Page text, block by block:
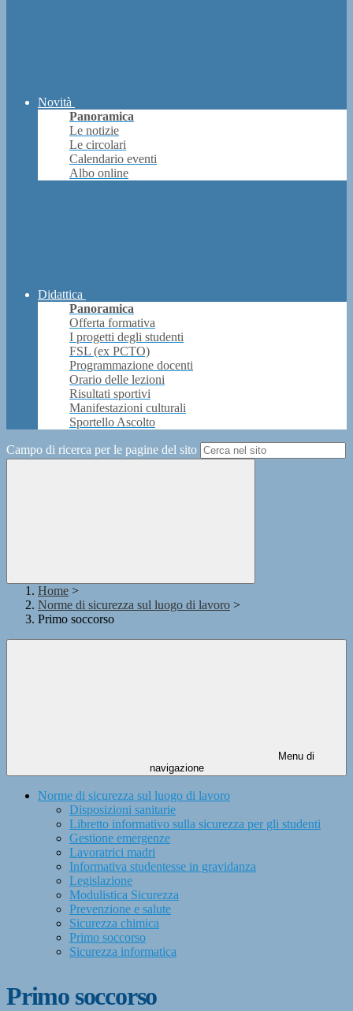
Novità
Panoramica
Le notizie
Le circolari
Calendario eventi
Albo online
Didattica
Panoramica
Offerta formativa
I progetti degli studenti
FSL (ex PCTO)
Programmazione docenti
Orario delle lezioni
Risultati sportivi
Manifestazioni culturali
Sportello Ascolto
Campo di ricerca per le pagine del sito
Home >
Norme di sicurezza sul luogo di lavoro >
Primo soccorso
Menu di
navigazione
Norme di sicurezza sul luogo di lavoro
Disposizioni sanitarie
Libretto informativo sulla sicurezza per gli studenti
Gestione emergenze
Lavoratrici madri
Informativa studentesse in gravidanza
Legislazione
Modulistica Sicurezza
Prevenzione e salute
Sicurezza chimica
Primo soccorso
Sicurezza informatica
Primo soccorso